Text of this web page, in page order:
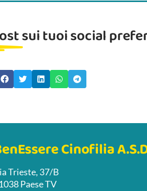
sui tuoi social
Cinofilia
Trieste, 37/B
Paese TV